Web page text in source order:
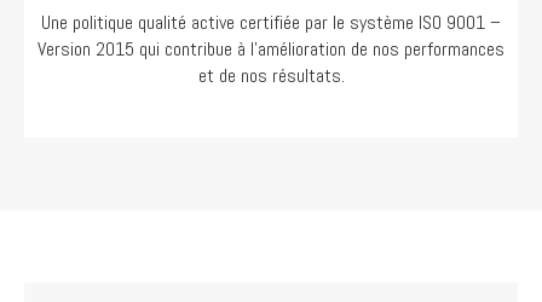
Une politique qualité active certifiée par le système ISO 9001 –
Version 2015 qui contribue à l’amélioration de nos performances
et de nos résultats.